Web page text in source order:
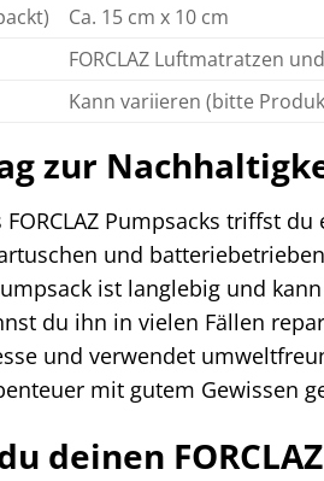
Ca. 15 cm x 10 cm
FORCLAZ Luftmatratzen
Kann variieren (bitte
zur
Pumpsacks triffst
und
ist langlebig und
du ihn in vielen Fällen
und verwendet
mit gutem Gewissen
deinen